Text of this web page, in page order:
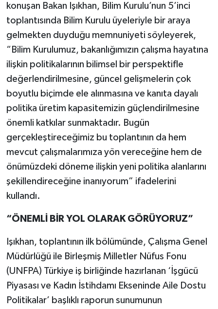
konuşan Bakan Işıkhan, Bilim Kurulu’nun 5’inci
toplantısında Bilim Kurulu üyeleriyle bir araya
gelmekten duyduğu memnuniyeti söyleyerek,
“Bilim Kurulumuz, bakanlığımızın çalışma hayatına
ilişkin politikalarının bilimsel bir perspektifle
değerlendirilmesine, güncel gelişmelerin çok
boyutlu biçimde ele alınmasına ve kanıta dayalı
politika üretim kapasitemizin güçlendirilmesine
önemli katkılar sunmaktadır. Bugün
gerçekleştireceğimiz bu toplantının da hem
mevcut çalışmalarımıza yön vereceğine hem de
önümüzdeki döneme ilişkin yeni politika alanlarını
şekillendireceğine inanıyorum” ifadelerini
kullandı.
“ÖNEMLİ BİR YOL OLARAK GÖRÜYORUZ”
Işıkhan, toplantının ilk bölümünde, Çalışma Genel
Müdürlüğü ile Birleşmiş Milletler Nüfus Fonu
(UNFPA) Türkiye iş birliğinde hazırlanan ‘İşgücü
Piyasası ve Kadın İstihdamı Ekseninde Aile Dostu
Politikalar’ başlıklı raporun sunumunun
Video Haber
Yaşam
Yeme-İçme
Yemek